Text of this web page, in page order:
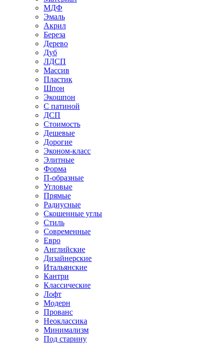
МДФ
Эмаль
Акрил
Береза
Дерево
Дуб
ЛДСП
Массив
Пластик
Шпон
Экошпон
С патиной
ДСП
Стоимость
Дешевые
Дорогие
Эконом-класс
Элитные
Форма
П-образные
Угловые
Прямые
Радиусные
Скошенные углы
Стиль
Современные
Евро
Английские
Дизайнерские
Итальянские
Кантри
Классические
Лофт
Модерн
Прованс
Неоклассика
Минимализм
Под старину